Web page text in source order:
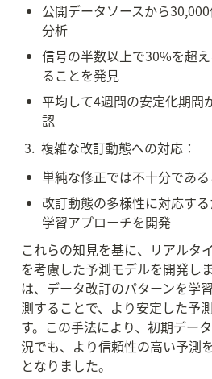
公開データソースから
分析
信号の半数以上で30%を超
ることを発見
平均して4週間の安定化期間
認
3.  複雑な改訂動態への対応：
単純な修正では不十分であ
改訂動態の多様性に対応す
学習アプローチを開発
これらの知見を基に、リアルタ
を考慮した予測モデルを開発し
は、データ改訂のパターンを学
測することで、より安定した予
す。この手法により、初期デー
況でも、より信頼性の高い予測
となりました。